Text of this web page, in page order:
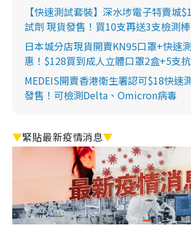
【快速測試套裝】深水埗電子特賣城
試劑 現貨發售！買10支再送3支檢測棒
日本城分店現貨開賣KN95口罩+快速
惠！$128買到成人立體口罩2盒+5支
MEDEIS開賣香港衛生署認可$18快速
發售！可檢測Delta、Omicron病毒
▼緊貼最新疫情消息▼